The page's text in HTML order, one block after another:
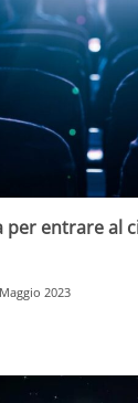
per entrare al
2023